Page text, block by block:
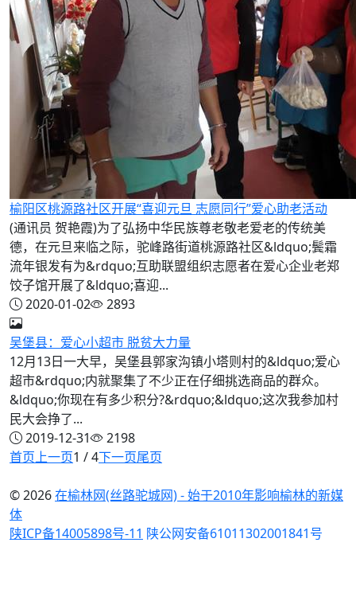
榆阳区桃源路社区开展“喜迎元旦 志愿同行”爱心助老活动
(通讯员 贺艳霞)为了弘扬中华民族尊老敬老爱老的传统美
德，在元旦来临之际，驼峰路街道桃源路社区&ldquo;鬓霜
流年银发有为&rdquo;互助联盟组织志愿者在爱心企业老郑
饺子馆开展了&ldquo;喜迎...
2020-01-02
2893
吴堡县：爱心小超市 脱贫大力量
12月13日一大早，吴堡县郭家沟镇小塔则村的&ldquo;爱心
超市&rdquo;内就聚集了不少正在仔细挑选商品的群众。
&ldquo;你现在有多少积分?&rdquo;&ldquo;这次我参加村
民大会挣了...
2019-12-31
2198
首页上一页1 / 4下一页尾页
© 2026在榆林网(丝路驼城网) - 始于2010年影响榆林的新媒
体
陕ICP备14005898号-11 陕公网安备61011302001841号